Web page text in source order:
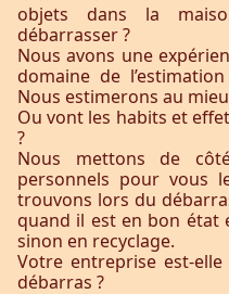
objets dans la
débarrasser ?
Nous avons une
domaine de
Nous estimerons au
Ou vont les habits et
?
Nous mettons de
personnels pour vous
trouvons lors du
quand il est en bon état
sinon en recyclage.
Votre entreprise est-
débarras ?